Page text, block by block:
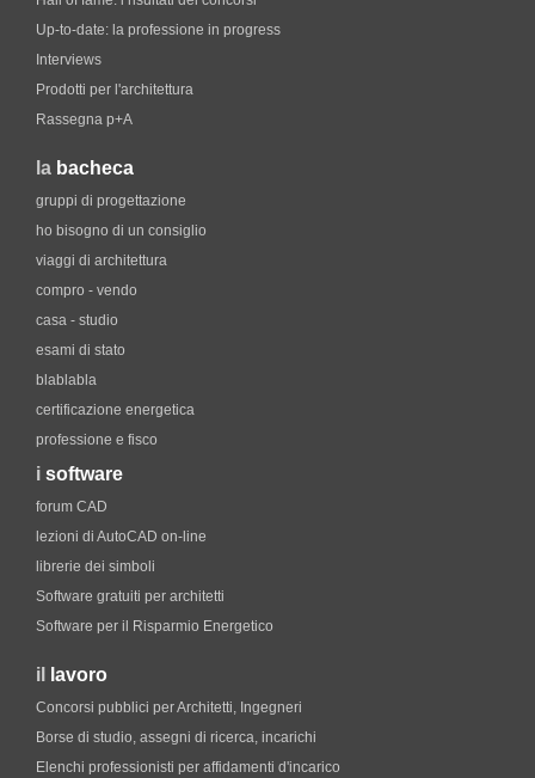
Up-to-date: la professione in progress
Interviews
Prodotti per l'architettura
Rassegna p+A
la bacheca
gruppi di progettazione
ho bisogno di un consiglio
viaggi di architettura
compro - vendo
casa - studio
esami di stato
blablabla
certificazione energetica
professione e fisco
i software
forum CAD
lezioni di AutoCAD on-line
librerie dei simboli
Software gratuiti per architetti
Software per il Risparmio Energetico
il lavoro
Concorsi pubblici per Architetti, Ingegneri
Borse di studio, assegni di ricerca, incarichi
Elenchi professionisti per affidamenti d'incarico